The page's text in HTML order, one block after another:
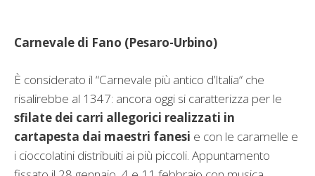
Carnevale di Fano (Pesaro-Urbino)
È considerato il “Carnevale più antico d’Italia“ che
risalirebbe al 1347: ancora oggi si caratterizza per le
sfilate dei carri allegorici realizzati in
cartapesta dai maestri fanesi e con le caramelle e
i cioccolatini distribuiti ai più piccoli. Appuntamento